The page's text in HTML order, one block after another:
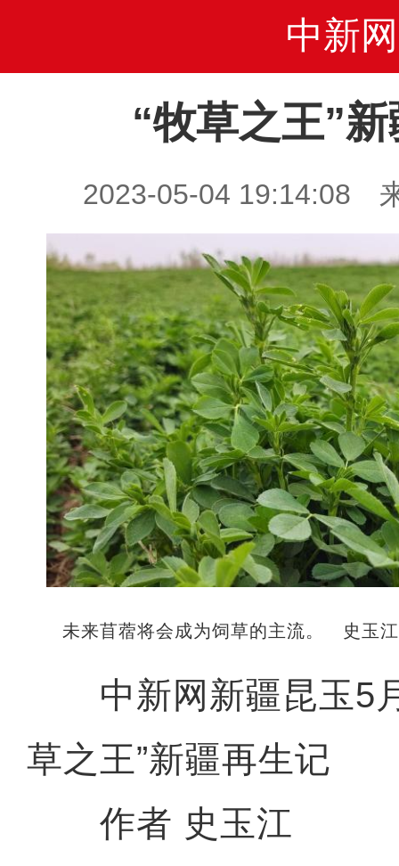
中新网
“牧草之王”
2023-05-04 19:14:08
未来苜蓿将会成为饲草的主流。 史玉
中新网新疆昆玉5月
草之王”新疆再生记
作者 史玉江